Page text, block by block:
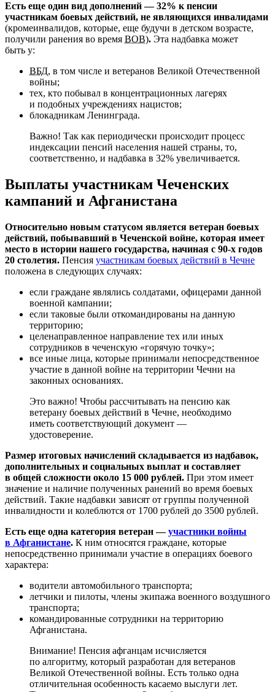
Есть еще один вид дополнений — 32% к пенсии
участникам боевых действий, не являющихся инвалидами
(кромеинвалидов, которые, еще будучи в детском возрасте,
получили ранения во время ВОВ). Эта надбавка может
быть у:
ВБД, в том числе и ветеранов Великой Отечественной
войны;
тех, кто побывал в концентрационных лагерях
и подобных учреждениях нацистов;
блокадникам Ленинграда.
Важно! Так как периодически происходит процесс
индексации пенсий населения нашей страны, то,
соответственно, и надбавка в 32% увеличивается.
Выплаты участникам Чеченских
кампаний и Афганистана
Относительно новым статусом является ветеран боевых
действий, побывавший в Чеченской войне, которая имеет
место в истории нашего государства, начиная с 90-х годов
20 столетия. Пенсия участникам боевых действий в Чечне
положена в следующих случаях:
если граждане являлись солдатами, офицерами данной
военной кампании;
если таковые были откомандированы на данную
территорию;
целенаправленное направление тех или иных
сотрудников в чеченскую «горячую точку»;
все иные лица, которые принимали непосредственное
участие в данной войне на территории Чечни на
законных основаниях.
Это важно! Чтобы рассчитывать на пенсию как
ветерану боевых действий в Чечне, необходимо
иметь соответствующий документ —
удостоверение.
Размер итоговых начислений складывается из надбавок,
дополнительных и социальных выплат и составляет
в общей сложности около 15 000 рублей. При этом имеет
значение и наличие полученных ранений во время боевых
действий. Такие надбавки зависят от группы полученной
инвалидности и колеблются от 1700 рублей до 3500 рублей.
Есть еще одна категория ветеран —участники войны
в Афганистане. К ним относятся граждане, которые
непосредственно принимали участие в операциях боевого
характера:
водители автомобильного транспорта;
летчики и пилоты, члены экипажа военного воздушного
транспорта;
командированные сотрудники на территорию
Афганистана.
Внимание! Пенсия афганцам исчисляется
по алгоритму, который разработан для ветеранов
Великой Отечественной войны. Есть только одна
отличительная особенность касаемо выслуги лет.